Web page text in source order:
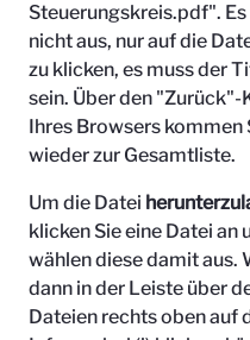
Steuerungskreis.pdf".
nicht aus, nur auf die
zu klicken, es muss der
sein. Über den "Zurück"-
Ihres Browsers kommen
wieder zur Gesamtliste.
Um die Datei
klicken Sie eine Datei an
wählen diese damit aus.
dann in der Leiste über
Dateien rechts oben auf